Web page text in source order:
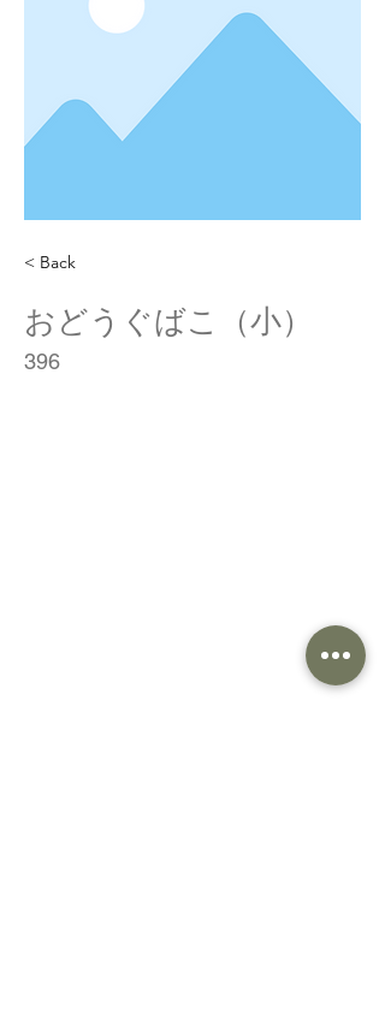
< Back
おどうぐばこ（小）
396